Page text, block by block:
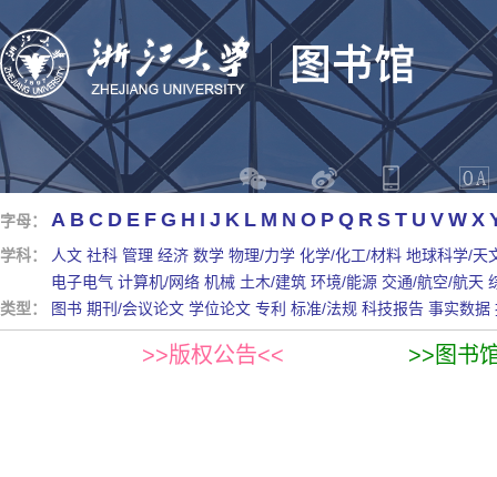
字母： A B C D E F G H I J K L M N O P Q R S T U V W X
学科： 人文 社科 管理 经济 数学 物理/力学 化学/化工/材料 地球科学/天
电子电气 计算机/网络 机械 土木/建筑 环境/能源 交通/航空/航天
类型：
图书 期刊/会议论文 学位论文 专利 标准/法规 科技报告 事实数据
>>版权公告<< >>图书